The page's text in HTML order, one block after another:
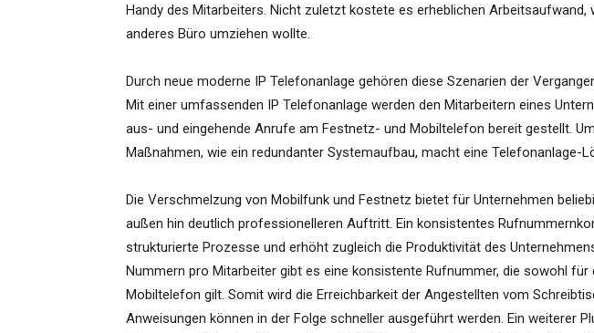
Handy des Mitarbeiters. Nicht zuletzt kostete es erheblichen Arbeitsaufwand,
anderes Büro umziehen wollte.
Durch neue moderne IP Telefonanlage gehören diese Szenarien der
Mit einer umfassenden IP Telefonanlage werden den Mitarbeitern eines
aus- und eingehende Anrufe am Festnetz- und Mobiltelefon bereit gestellt.
Maßnahmen, wie ein redundanter Systemaufbau, macht eine Telefonanlage-
Die Verschmelzung von Mobilfunk und Festnetz bietet für Unternehmen
außen hin deutlich professionelleren Auftritt. Ein konsistentes
strukturierte Prozesse und erhöht zugleich die Produktivität des
Nummern pro Mitarbeiter gibt es eine konsistente Rufnummer, die sowohl
Mobiltelefon gilt. Somit wird die Erreichbarkeit der Angestellten vom
Anweisungen können in der Folge schneller ausgeführt werden. Ein weiterer